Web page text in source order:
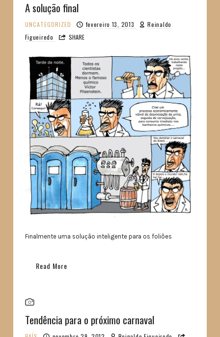
A solução final
UNCATEGORIZED fevereiro 13, 2013
Reinaldo
Figueiredo
SHARE
Finalmente uma solução inteligente para os foliões
Read More
Tendência para o próximo carnaval